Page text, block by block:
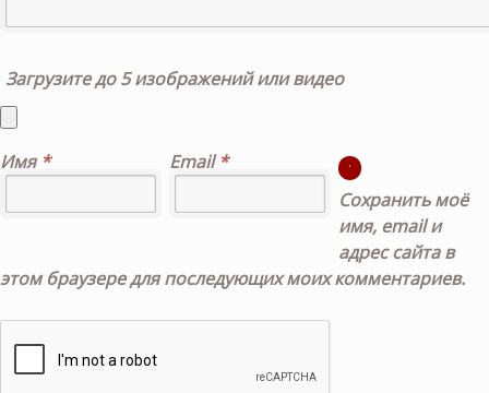
Загрузите до 5 изображений или видео
Имя * Email*
Сохранить моё
имя, email и
адрес сайта в
этом браузере для последующих моих комментариев.